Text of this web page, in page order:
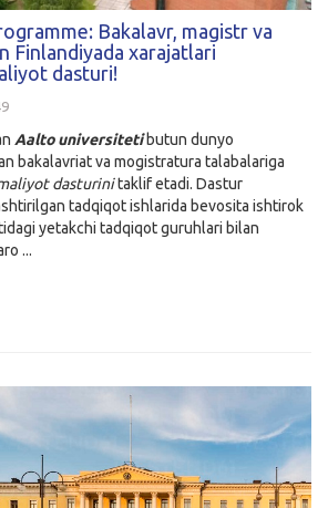
Bakalavr, magistr va
Finlandiyada xarajatlari
dasturi!
Aalto universitetibutun dunyo
bakalavriat va mogistratura talabalariga
dasturinitaklif etadi. Dastur
tadqiqot ishlarida bevosita ishtirok
yetakchi tadqiqot guruhlari bilan
...